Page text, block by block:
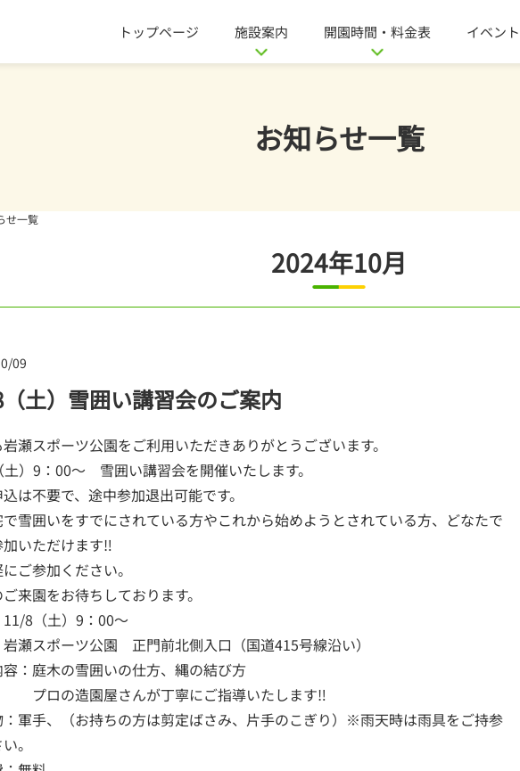
トップページ 施設案内 開園時間・料金表 イベン
お知らせ一覧
せ一覧
2024年10月
09
土）雪囲い講習会のご案内
瀬スポーツ公園をご利用いただきありがとうございます。
）9：00～ 雪囲い講習会を開催いたします。
は不要で、途中参加退出可能です。
で雪囲いをすでにされている方やこれから始めようとされている方、どなたで
いただけます‼
ご参加ください。
来園をお待ちしております。
11/8（土）9：00～
瀬スポーツ公園 正門前北側入口（国道415号線沿い）
：庭木の雪囲いの仕方、縄の結び方
の造園屋さんが丁寧にご指導いたします‼
軍手、（お持ちの方は剪定ばさみ、片手のこぎり）※雨天時は雨具をご持参
。